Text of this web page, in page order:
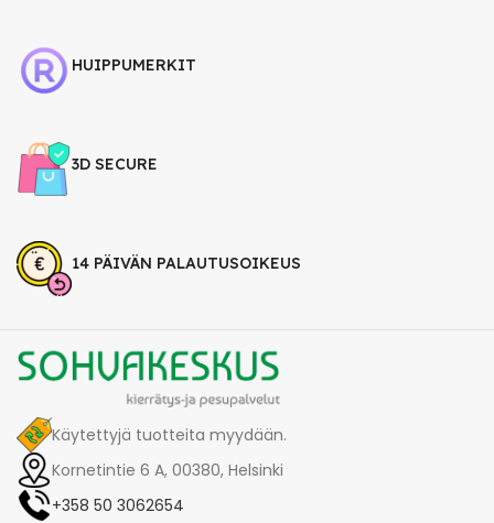
HUIPPUMERKIT
3D SECURE
14 PÄIVÄN PALAUTUSOIKEUS
Käytettyjä tuotteita myydään.
Kornetintie 6 A, 00380, Helsinki
+358 50 3062654